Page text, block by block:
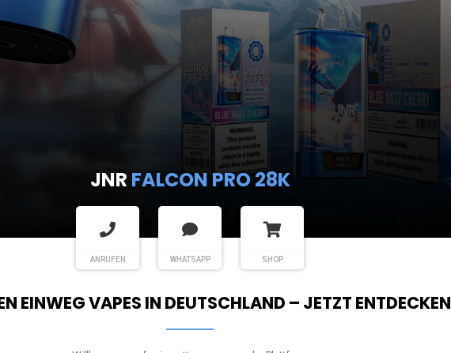
JNR FALCON PRO 28K
ANRUFEN WHATSAPP SHOP
EINWEG VAPES IN DEUTSCHLAND – JETZT ENTDECKEN